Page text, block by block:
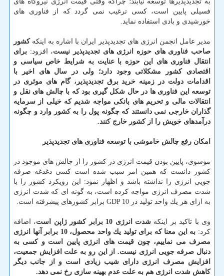
فسیلی پایین است، كسی ترغیب نمی گردد كه از فناوری های
خورشیدی و بادی استفاده نماید.
مدیر عامل انجمن انرژی های تجدیدپذیر ایران با اشاره به اینكهكشور
صاحب فناوری های حوزه انرژی های تجدیدپذیر نیست، افزود: برای
انتقال فناوری های این حوزه با عنایت به شرایط خاص سیاسی و
اقتصادی كشور مشكلاتی وجود دارد؛ ولی در سال های اخیر با
اقدامات دولت در زمینه خرید برق تجدیدپذیر، گام های موثری در
توسعه این فناوری ها در حال شكل گیری بود كه با چالش های نقل و
انتقالات مالی و تحریم های بانكی مواجه شدیم كه خیلی از سرمایه
گذاران خارجی نمی دانستند كه چگونه پول را به كشور وارد و چگونه
درآمدهای خویش را از كشور خارج كنند.
امكان رفع چالش خاموشی با توسعه فناوری های تجدیدپذیر
موسوی، پایین بودن قیمت انرژی در كشور را از چالش های موجود در
كشور دانست كه همین امر سبب شده است كسی دغدغه صرفه
جویی انرژی را نداشته باشد و اظهار نمود: این رویكرد كشور را با
شدت مصرف انرژی مواجه كرده است، به گونه ای كه شدت انرژی
به ازای هر یك واحد تولید در GDP 10 برابر كشورهای پیشرفته است.
وی با تاكید بر اینكهشدت انرژی 10 برابر كشور ژاپن است
، اضافه
كرد:
به این معنا كه برای تولید یك واحد محصول، 10 برابر آنها انرژی
مصرف می نماییم، چون قیمت های انرژی پایین است و كسی به
دنبال صرفه جویی انرژی نیست. از این رو به علت افزایش جمعیت،
افزایش مصرف انرژی دارای شیب زیادی است و از جانب دیگر
كاهش شدت انرژی هم به علت عدم بهینه سازی رخ نمی دهد.